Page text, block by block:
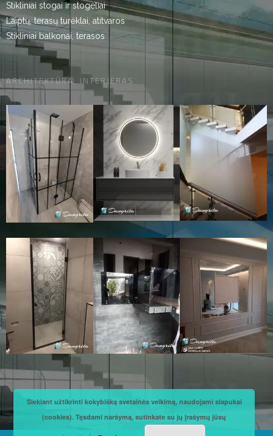
Stikliniai stogai ir stogeliai
Laiptų, terasų turėklai, atitvaros
Stikliniai balkonai, terasos
ARCHITEKTŪRA, INTERJERAS
Siekiant užtikrinti kokybišką svetainės veikimą, naudojami slapukai
(cookies). Tęsdami naršymą, sutinkate su jų įrašymų jūsų